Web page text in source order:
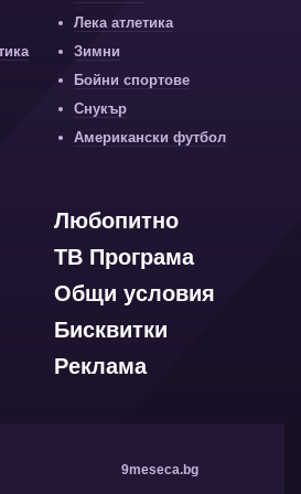
Лека атлетика
Зимни
Бойни спортове
Снукър
Американски футбол
Любопитно
ТВ Програма
Общи условия
Бисквитки
Реклама
9meseca.bg